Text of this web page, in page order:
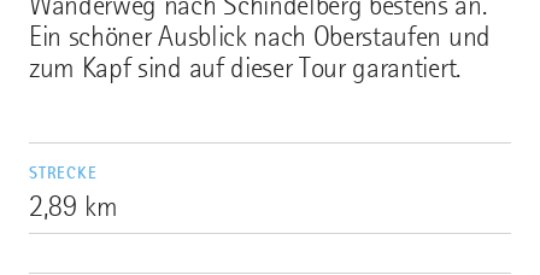
Ein schöner Ausblick nach Oberstaufen und
zum Kapf sind auf dieser Tour garantiert.
STRECKE
2,89 km